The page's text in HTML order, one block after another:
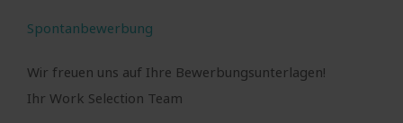
Spontanbewerbung
Wir freuen uns auf Ihre Bewerbungsunterlagen!
Ihr Work Selection Team